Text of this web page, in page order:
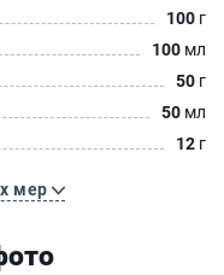
100 г
100 мл
50 г
50 мл
12 г
мер